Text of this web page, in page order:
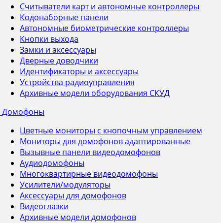
Считыватели карт и автономные контроллеры
Кодонаборные панели
Автономные биометрические контроллеры
Кнопки выхода
Замки и аксессуары
Дверные доводчики
Идентификаторы и аксессуары
Устройства радиоуправления
Архивные модели оборудования СКУД
Домофоны
Цветные мониторы с кнопочным управлением
Мониторы для домофонов адаптированные
Вызывные панели видеодомофонов
Аудиодомофоны
Многоквартирные видеодомофоны
Усилители/модуляторы
Аксессуары для домофонов
Видеоглазки
Архивные модели домофонов